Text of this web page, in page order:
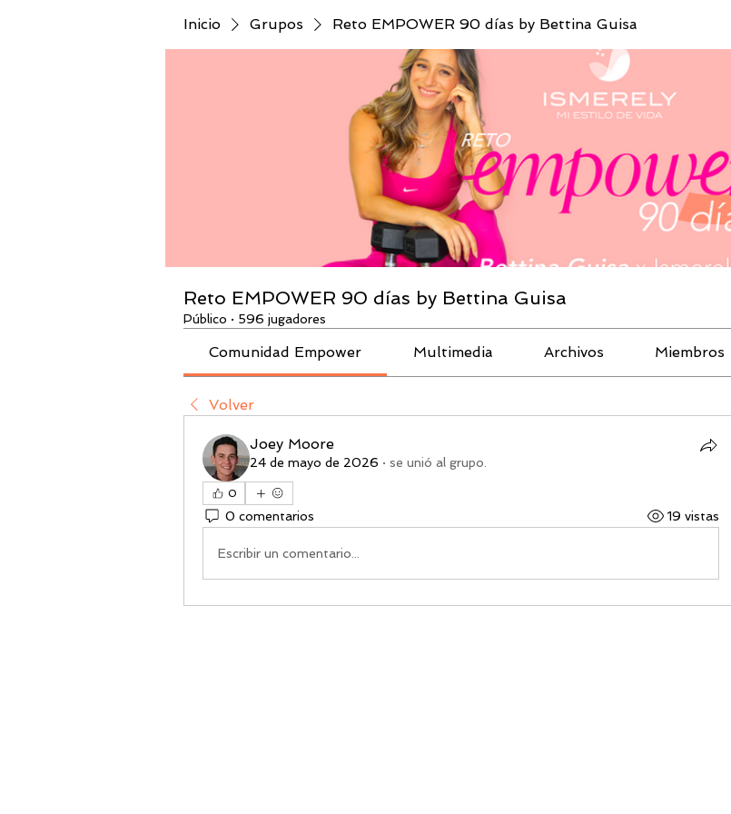
Inicio Grupos Reto EMPOWER 90 días by Bettina Guisa
Reto EMPOWER 90 días by Bettina Guisa
Público · 596 jugadores
Comunidad Empower Multimedia Archivos Miembros
Volver
Joey Moore
24 de mayo de 2026 · se unió al grupo.
0
0 comentarios 19 vistas
Escribir un comentario...